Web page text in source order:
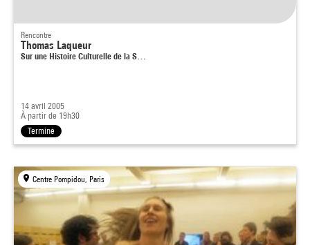
Rencontre
Thomas Laqueur
Sur une Histoire Culturelle de la S…
14 avril 2005
À partir de 19h30
Terminé
Centre Pompidou, Paris